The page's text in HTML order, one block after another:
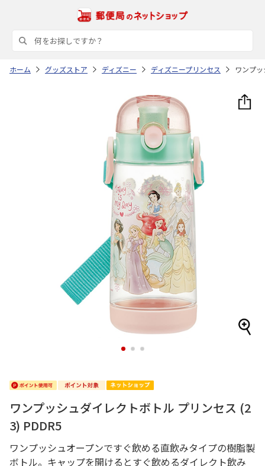
ホーム グッズストア ディズニー ディズニープリンセス ワンプ
1 2 3
ワンプッシュダイレクトボトル プリンセス (2
3) PDDR5
ワンプッシュオープンですぐ飲める直飲みタイプの樹脂製
ボトル。キャップを開けるとすぐ飲めるダイレクト飲み